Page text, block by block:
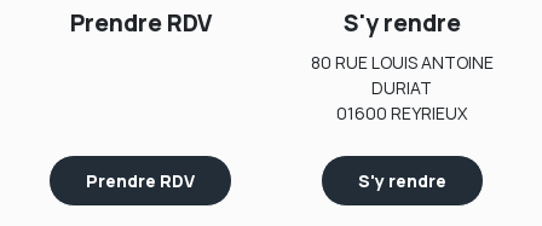
Prendre RDV
Prendre RDV
S'y rendre
80 RUE LOUIS ANTOINE
DURIAT
01600 REYRIEUX
S'y rendre